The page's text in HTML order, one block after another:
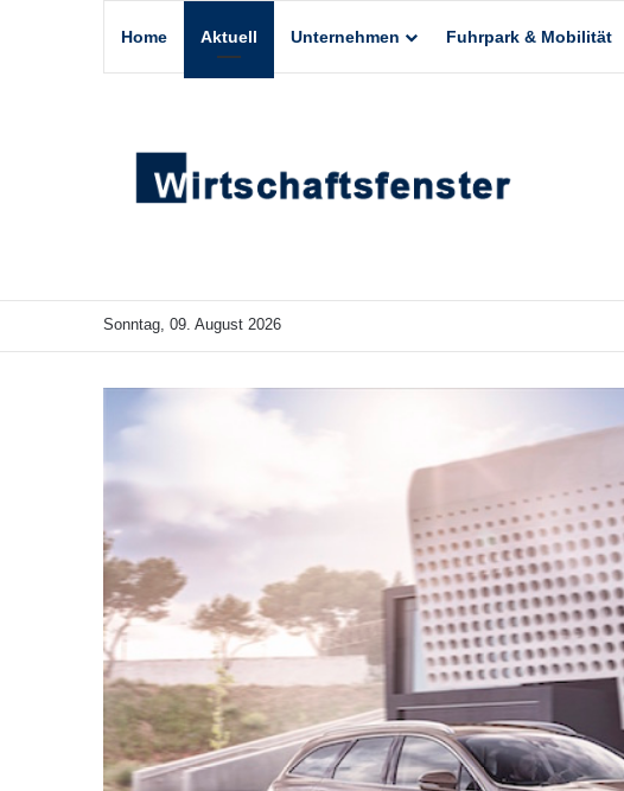
Home Aktuell Unternehmen Fuhrpark & Mobilität
Sonntag, 09. August 2026